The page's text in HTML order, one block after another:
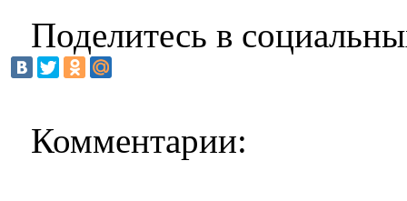
Поделитесь в
Комментарии: